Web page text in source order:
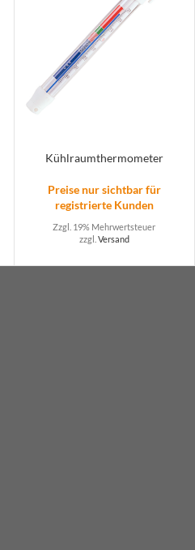
Kühlraumthermometer
Preise nur sichtbar für
registrierte Kunden
Zzgl. 19% Mehrwertsteuer
zzgl. Versand